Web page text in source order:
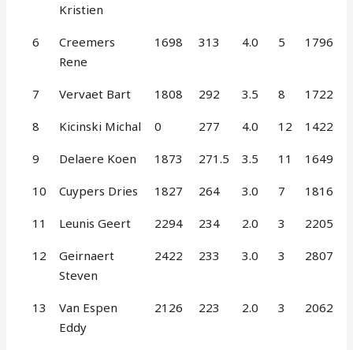
Kristien
6
Creemers
Rene
1698 313 4.0 5 1796
7 Vervaet Bart 1808 292 3.5 8 1722
8 Kicinski Michal 0 277 4.0 12 1422
9 Delaere Koen 1873 271.5 3.5 11 1649
10 Cuypers Dries 1827 264 3.0 7 1816
11 Leunis Geert 2294 234 2.0 3 2205
12
Geirnaert
Steven
2422 233 3.0 3 2807
13
Van Espen
Eddy
2126 223 2.0 3 2062